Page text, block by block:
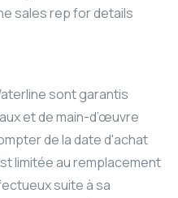
sales rep for details
sont garantis
et de main-d’œuvre
de la date d'achat
limitée au remplacement
suite à sa